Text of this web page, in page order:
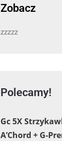
Zobacz
zzzzz
Polecamy!
Gc 5X
A’Chord + G-